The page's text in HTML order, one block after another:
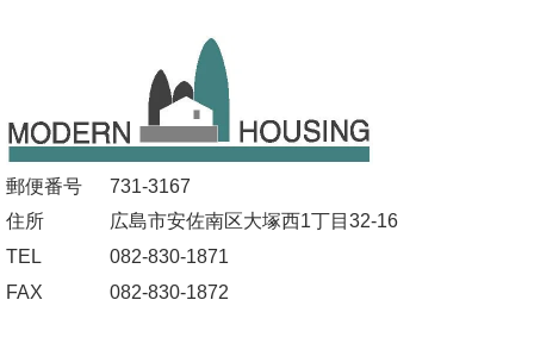
郵便番号
731-3167
住所
広島市安佐南区大塚西1丁目32-16
TEL
082-830-1871
FAX
082-830-1872